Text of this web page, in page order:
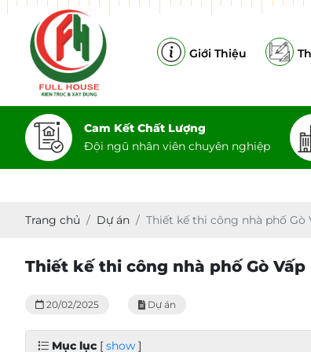
Giới Thiệu
Cam Kết Chất Lượng
Đội ngũ nhân viên chuyên nghiệp
Trang chủ Dự án Thiết kế thi công nhà phố Gò
Thiết kế thi công nhà phố Gò Vấp
20/02/2025 Dự án
Mục lục [ show ]